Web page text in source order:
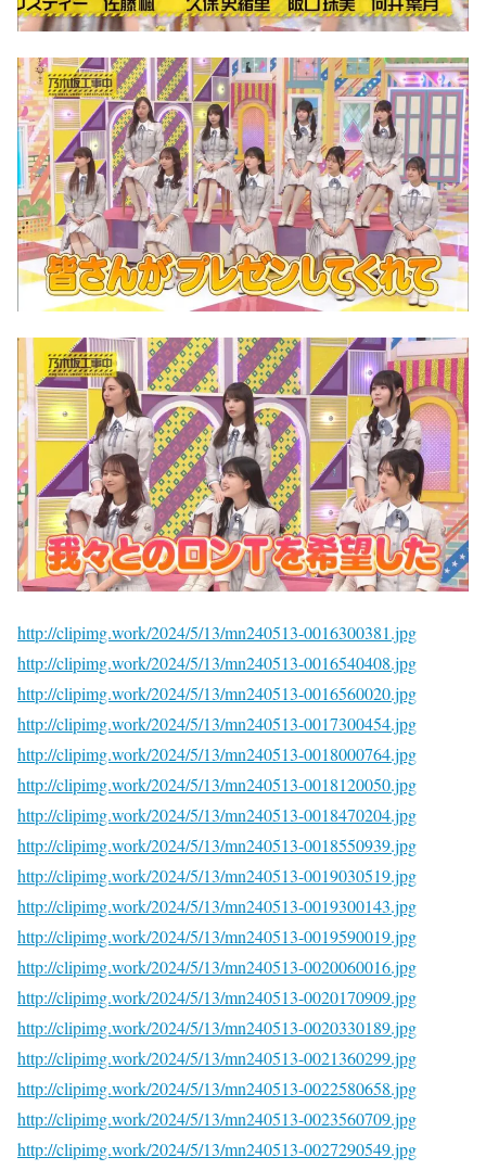
http://clipimg.work/2024/5/13/mn240513-0016300381.jpg
http://clipimg.work/2024/5/13/mn240513-0016540408.jpg
http://clipimg.work/2024/5/13/mn240513-0016560020.jpg
http://clipimg.work/2024/5/13/mn240513-0017300454.jpg
http://clipimg.work/2024/5/13/mn240513-0018000764.jpg
http://clipimg.work/2024/5/13/mn240513-0018120050.jpg
http://clipimg.work/2024/5/13/mn240513-0018470204.jpg
http://clipimg.work/2024/5/13/mn240513-0018550939.jpg
http://clipimg.work/2024/5/13/mn240513-0019030519.jpg
http://clipimg.work/2024/5/13/mn240513-0019300143.jpg
http://clipimg.work/2024/5/13/mn240513-0019590019.jpg
http://clipimg.work/2024/5/13/mn240513-0020060016.jpg
http://clipimg.work/2024/5/13/mn240513-0020170909.jpg
http://clipimg.work/2024/5/13/mn240513-0020330189.jpg
http://clipimg.work/2024/5/13/mn240513-0021360299.jpg
http://clipimg.work/2024/5/13/mn240513-0022580658.jpg
http://clipimg.work/2024/5/13/mn240513-0023560709.jpg
http://clipimg.work/2024/5/13/mn240513-0027290549.jpg